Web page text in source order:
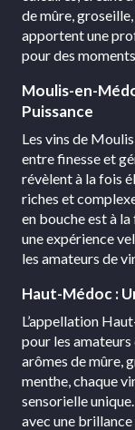
de mûre,
apportent une
pour des
Moulis-en-
Puissance
Les vins de
entre finesse et
révèlent à la fois
riches et
en bouche est à
une expérience
les amateurs de
Haut-Médoc :
L’appellation
pour les
arômes de mûre,
menthe, chaque
sensorielle
avec une